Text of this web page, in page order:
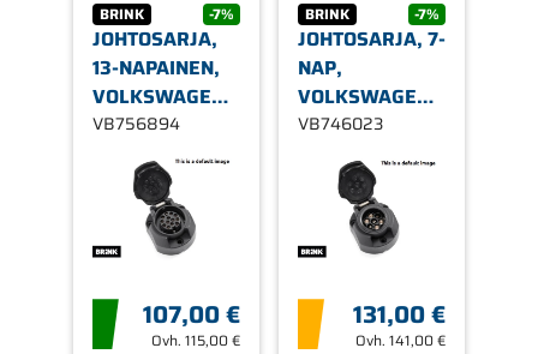
BRINK -7%
JOHTOSARJA,
13-NAPAINEN,
VOLKSWAGEN
CADDY 2014
VB756894
107,00 €
Ovh. 115,00 €
BRINK -7%
JOHTOSARJA, 7-
NAP,
VOLKSWAGEN
SHARAN / SEAT
ALHAMBRA /
FORD GALAXY
VB746023
131,00 €
Ovh.141,00 €